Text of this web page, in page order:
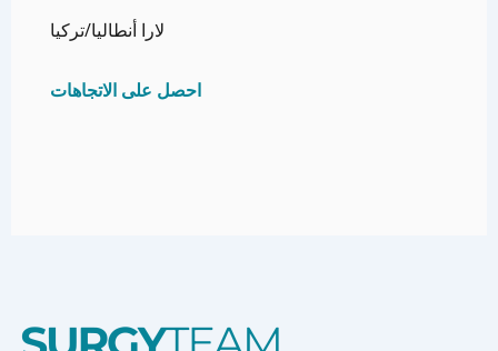
لارا أنطاليا/تركيا
احصل على الاتجاهات